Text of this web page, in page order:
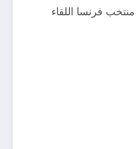
ويخوض منتخب فرنسا اللقاء